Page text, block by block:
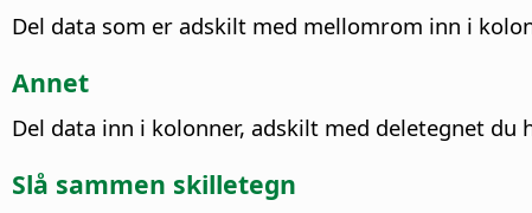
Del data som er adskilt med mellomrom inn i
Annet
Del data inn i kolonner, adskilt med deletegnet
Slå sammen skilletegn